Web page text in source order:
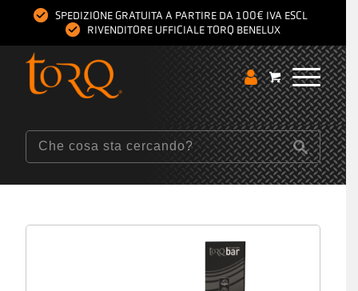
SPEDIZIONE GRATUITA A PARTIRE DA 100€ IVA ESCL
RIVENDITORE UFFICIALE TORQ BENELUX